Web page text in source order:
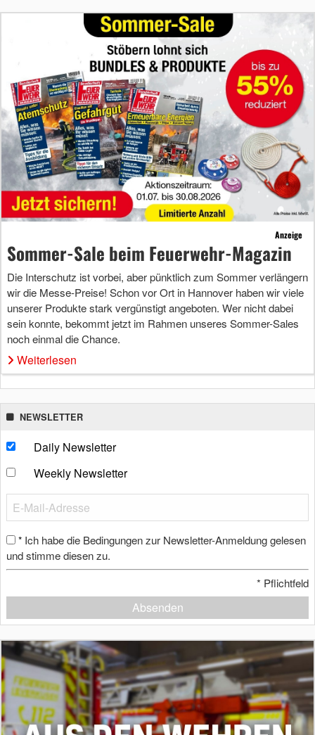
Anzeige
Sommer-Sale beim Feuerwehr-Magazin
Die Interschutz ist vorbei, aber pünktlich zum Sommer verlängern
wir die Messe-Preise! Schon vor Ort in Hannover haben wir viele
unserer Produkte stark vergünstigt angeboten. Wer nicht dabei
sein konnte, bekommt jetzt im Rahmen unseres Sommer-Sales
noch einmal die Chance.
Weiterlesen
NEWSLETTER
Daily Newsletter
Weekly Newsletter
* Ich habe die Bedingungen zur Newsletter-Anmeldung gelesen
und stimme diesen zu.
* Pflichtfeld
Absenden